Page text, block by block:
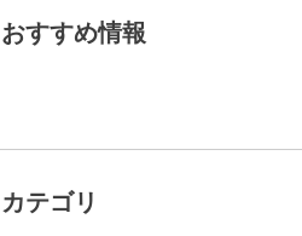
おすすめ情報
カテゴリ